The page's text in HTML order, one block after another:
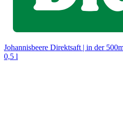
Johannisbeere Direktsaft | in der
0,5 l